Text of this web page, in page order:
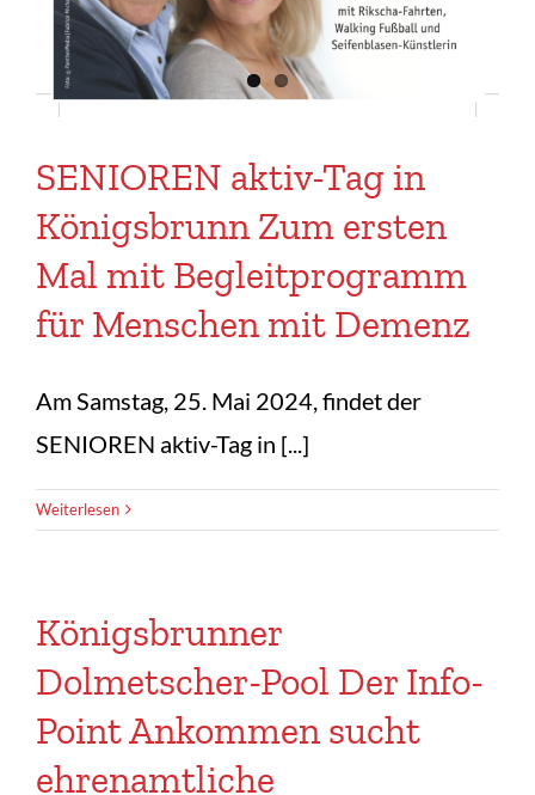
SENIOREN aktiv-Tag in
Königsbrunn Zum ersten
Mal mit Begleitprogramm
für Menschen mit Demenz
Am Samstag, 25. Mai 2024, findet der
SENIOREN aktiv-Tag in [...]
Weiterlesen
Königsbrunner
Dolmetscher-Pool Der Info-
Point Ankommen sucht
ehrenamtliche